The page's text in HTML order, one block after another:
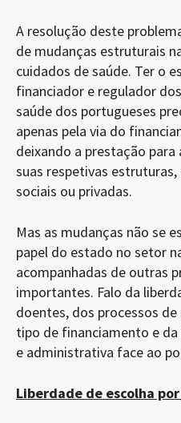
A resolução deste
de mudanças estruturais
cuidados de saúde. Ter o
financiador e regulador
saúde dos portugueses
apenas pela via do
deixando a prestação para
suas respetivas
sociais ou privadas.
Mas as mudanças não se
papel do estado no setor
acompanhadas de outras
importantes. Falo da
doentes, dos processos
tipo de financiamento e
e administrativa face ao
Liberdade de escolha